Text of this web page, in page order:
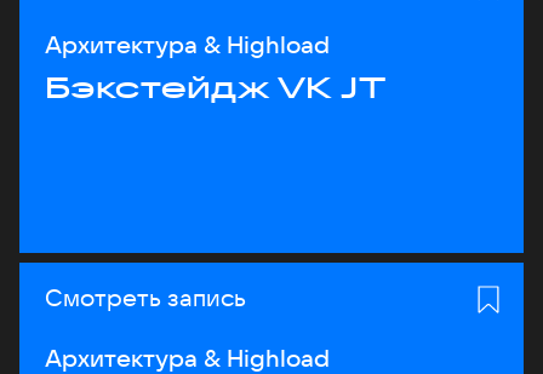
Архитектура & Highload
Бэкстейдж VK JT
Смотреть запись
Архитектура & Highload